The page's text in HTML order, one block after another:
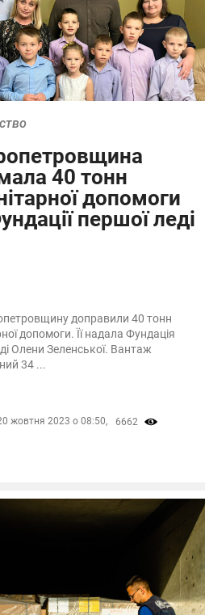
40 тонн
допомоги
першої леді
доправили 40 тонн
допомоги. Її надала Фундація
Олени Зеленської. Вантаж
34 ...
жовтня 2023 о 08:50, 6662